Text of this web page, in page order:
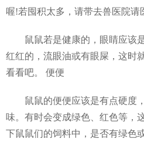
喔!若囤积太多，请带去兽医院请
鼠鼠若是健康的，眼睛应该是
红红的，流眼油或有眼屎，这时
看看吧。 便便
鼠鼠的便便应该是有点硬度
味。有时会变成绿色、红色等，
下鼠鼠们的饲料中，是否有绿色